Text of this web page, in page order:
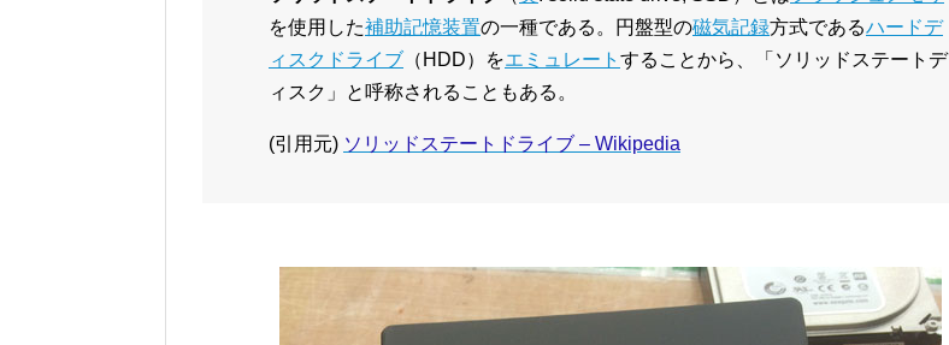
を使用した補助記憶装置の一種である。円盤型の磁気記録方式であるハードデ
ィスクドライブ （HDD）をエミュレート することから、「ソリッドステートデ
ィスク」と呼称されることもある。
(引用元) ソリッドステートドライブ – Wikipedia